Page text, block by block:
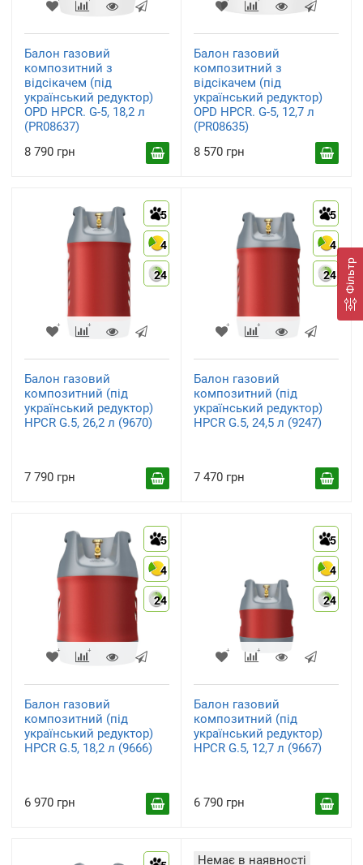
Фільтр
Балон газовий
композитний з
відсікачем (під
український редуктор)
OPD HPCR. G-5, 18,2 л
(PR08637)
8 790 грн
Балон газовий
композитний з
відсікачем (під
український редуктор)
OPD HPCR. G-5, 12,7 л
(PR08635)
8 570 грн
5
4
24
Балон газовий
композитний (під
український редуктор)
HPCR G.5, 26,2 л (9670)
7 790 грн
5
4
24
Балон газовий
композитний (під
український редуктор)
HPCR G.5, 24,5 л (9247)
7 470 грн
5
4
24
Балон газовий
композитний (під
український редуктор)
HPCR G.5, 18,2 л (9666)
6 970 грн
5
4
24
Балон газовий
композитний (під
український редуктор)
HPCR G.5, 12,7 л (9667)
6 790 грн
Немає в наявності